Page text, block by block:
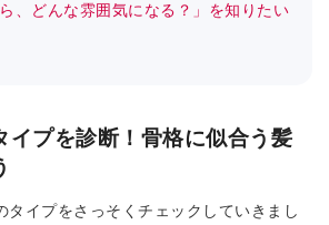
、どんな雰囲気になる？」を知りたい
イプを診断！骨格に似合う髪
タイプをさっそくチェックしていきまし